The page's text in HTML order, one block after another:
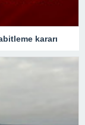
kararı